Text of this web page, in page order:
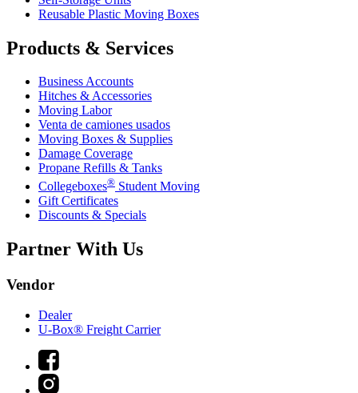
Reusable Plastic Moving Boxes
Products & Services
Business Accounts
Hitches & Accessories
Moving Labor
Venta de camiones usados
Moving Boxes & Supplies
Damage Coverage
Propane Refills & Tanks
Collegeboxes® Student Moving
Gift Certificates
Discounts & Specials
Partner With Us
Vendor
Dealer
U-Box® Freight Carrier